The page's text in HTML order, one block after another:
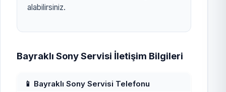
alabilirsiniz.
Bayraklı Sony Servisi İletişim Bilgileri
📱 Bayraklı Sony Servisi Telefonu